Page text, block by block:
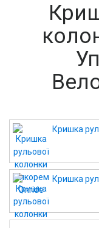
Кришка
Кришка